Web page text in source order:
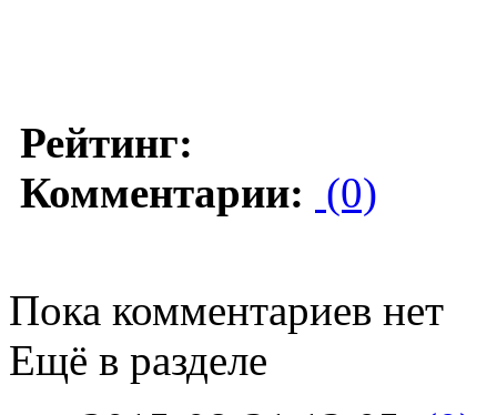
Рейтинг:
Комментарии: (0)
Пока комментариев нет
Ещё в разделе